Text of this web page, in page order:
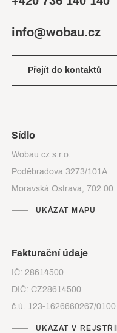
info@wobau.cz
Přejít do kontaktů
Sídlo
Wobau cz s.r.o.
Poděbradova 3273/101A
Moravská Ostrava, 702 00
UKÁZAT MAPU
Fakturační údaje
IČ: 28614500
DIČ: CZ28614500
č.ú. 123-1626660267/0100
UKÁZAT V